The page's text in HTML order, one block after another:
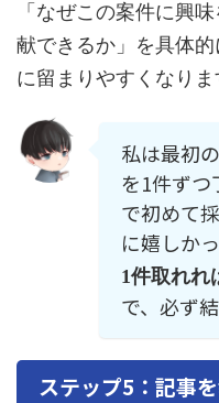
「なぜこの案件に興
献できるか」を具体
に留まりやすくなりま
私は最初
を1件ずつ
で初めて
に嬉しか
1件取れれ
で、必ず
ステップ5：記事